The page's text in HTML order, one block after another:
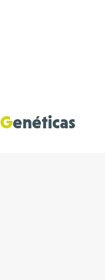
Genéticas